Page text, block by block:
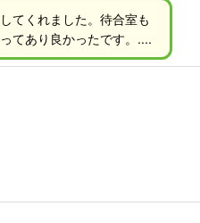
てくれました。待合室も
てあり良かったです。....